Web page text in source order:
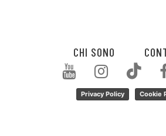
CHI SONO
Privacy Policy Cookie